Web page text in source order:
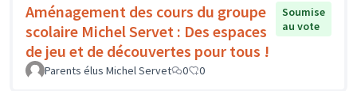
Aménagement des cours du groupe
scolaire Michel Servet : Des espaces
de jeu et de découvertes pour tous !
Soumise
au vote
Parents élus Michel Servet 0 0